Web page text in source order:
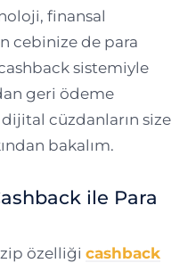
finansal
cebinize de para
sistemiyle
geri ödeme
cüzdanların size
bakalım.
ile Para
özelliği cashback